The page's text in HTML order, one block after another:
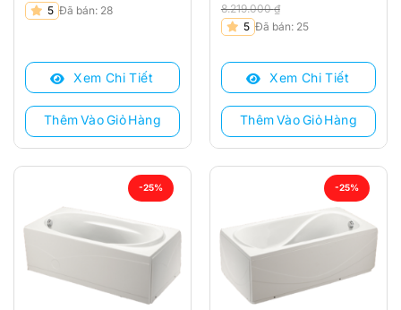
5 Đã bán: 28
Xem Chi Tiết
Thêm Vào Giỏ Hàng
8.219.000₫
Giá
là:
8.219.000 ₫.
Giá
tại
6.060.000 ₫.
5 Đã bán: 25
Xem Chi Tiết
Thêm Vào Giỏ Hàng
-25% -25%